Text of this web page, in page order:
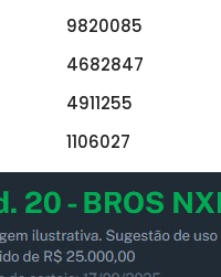
9820085
4682847
4911255
1106027